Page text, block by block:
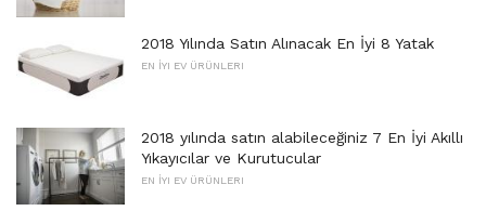
2018 Yılında Satın Alınacak En İyi 8 Yatak
EN İYI EV ÜRÜNLERI
2018 yılında satın alabileceğiniz 7 En İyi Akıllı
Yıkayıcılar ve Kurutucular
EN İYI EV ÜRÜNLERI